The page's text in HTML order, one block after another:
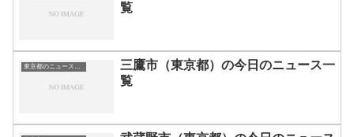
覧
東京都のニュース一覧
三鷹市（東京都）の今日のニュース一
覧